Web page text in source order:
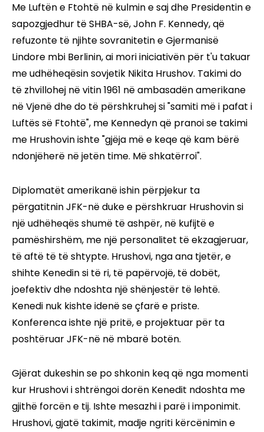
Me Luftën e Ftohtë në kulmin e saj dhe Presidentin e
sapozgjedhur të SHBA-së, John F. Kennedy, që
refuzonte të njihte sovranitetin e Gjermanisë
Lindore mbi Berlinin, ai mori iniciativën për t'u takuar
me udhëheqësin sovjetik Nikita Hrushov. Takimi do
të zhvillohej në vitin 1961 në ambasadën amerikane
në Vjenë dhe do të përshkruhej si "samiti më i pafat i
Luftës së Ftohtë", me Kennedyn që pranoi se takimi
me Hrushovin ishte "gjëja më e keqe që kam bërë
ndonjëherë në jetën time. Më shkatërroi".
Diplomatët amerikanë ishin përpjekur ta
përgatitnin JFK-në duke e përshkruar Hrushovin si
një udhëheqës shumë të ashpër, në kufijtë e
pamëshirshëm, me një personalitet të ekzagjeruar,
të aftë të të shtypte. Hrushovi, nga ana tjetër, e
shihte Kenedin si të ri, të papërvojë, të dobët,
joefektiv dhe ndoshta një shënjestër të lehtë.
Kenedi nuk kishte idenë se çfarë e priste.
Konferenca ishte një pritë, e projektuar për ta
poshtëruar JFK-në në mbarë botën.
Gjërat dukeshin se po shkonin keq që nga momenti
kur Hrushovi i shtrëngoi dorën Kenedit ndoshta me
gjithë forcën e tij. Ishte mesazhi i parë i imponimit.
Hrushovi, gjatë takimit, madje ngriti kërcënimin e